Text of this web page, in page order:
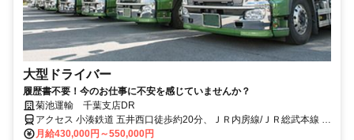
大型ドライバー
履歴書不要！今のお仕事に不安を感じていませんか？
菊池運輸 千葉支店DR
アクセス 小湊鉄道 五井西口徒歩約20分、ＪＲ内房線/ＪＲ総武本線 五
井西口徒歩約20分、連絡バス 五井西口徒歩約20分 五井駅より車で10
月給430,000円～550,000円